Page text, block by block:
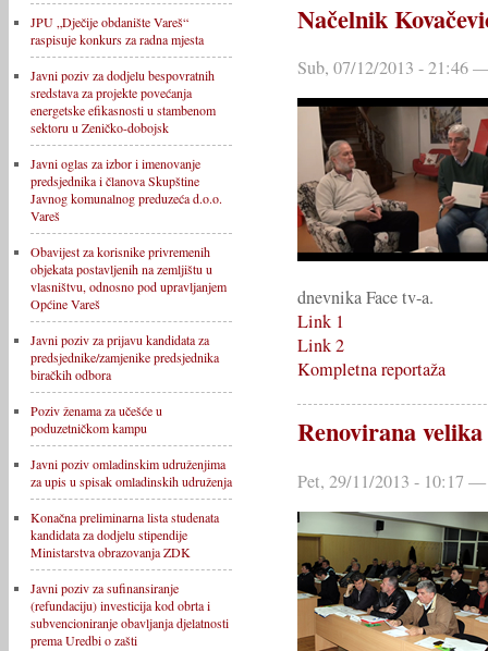
JPU „Dječije obdanište Vareš“
raspisuje konkurs za radna mjesta
Javni poziv za dodjelu bespovratnih
sredstava za projekte povećanja
energetske efikasnosti u stambenom
sektoru u Zeničko-dobojsk
Javni oglas za izbor i imenovanje
predsjednika i članova Skupštine
Javnog komunalnog preduzeća d.o.o.
Vareš
Obavijest za korisnike privremenih
objekata postavljenih na zemljištu u
vlasništvu, odnosno pod upravljanjem
Općine Vareš
Javni poziv za prijavu kandidata za
predsjednike/zamjenike predsjednika
biračkih odbora
Poziv ženama za učešće u
poduzetničkom kampu
Javni poziv omladinskim udruženjima
za upis u spisak omladinskih udruženja
Konačna preliminarna lista studenata
kandidata za dodjelu stipendije
Ministarstva obrazovanja ZDK
Javni poziv za sufinansiranje
(refundaciju) investicija kod obrta i
subvencioniranje obavljanja djelatnosti
prema Uredbi o zašti
Načelnik
Sub, 07/12/2013 - 21:46
dnevnika Face tv-a.
Link 1
Link 2
Kompletna reportaža
Renovirana
Pet, 29/11/2013 - 10:17